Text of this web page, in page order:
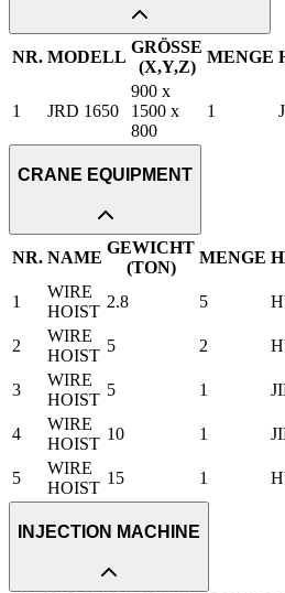
NR. MODELL
GRÖSSE
(X,Y,Z)
MENGE
1 JRD 1650
900 x
1500 x
800
1
CRANE EQUIPMENT
NR. NAME
GEWICHT
(TON)
MENGE
1
WIRE
HOIST
2.8 5
2
WIRE
HOIST
5 2
3
WIRE
HOIST
5 1
4
WIRE
HOIST
10 1
5
WIRE
HOIST
15 1
INJECTION MACHINE